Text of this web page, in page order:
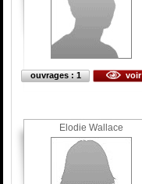
ouvrages : 1 voir
Elodie Wallace